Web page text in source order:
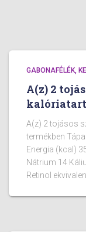
GABONAFÉLÉK,
A(z) 2
A(z) 2 tojásos
termékben
Energia (kcal)
Nátrium 14
Retinol